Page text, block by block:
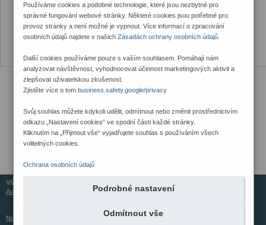
Všechna práva vyhrazena © 2026
Aureus Services
Nastavení cookies
Používáme cookies a podobné technologie, které jsou nezbytné pro
správné fungování webové stránky. Některé cookies jsou potřebné pro
provoz stránky a není možné je vypnout. Více informací o zpracování
osobních údajů najdete v našichZásadách ochrany osobních údajů
Další cookies používáme pouze s vaším souhlasem. Pomáhají nám
analyzovat návštěvnost, vyhodnocovat účinnost marketingových aktivit a
zlepšovat uživatelskou zkušenost.
Zjistěte více o tombusiness.safety.google/privacy
Svůj souhlas můžete kdykoli udělit, odmítnout nebo změnit prostřednictvím
odkazu „Nastavení cookies“ ve spodní části každé stránky.
Kliknutím na „Přijmout vše“ vyjadřujete souhlas s používáním všech
volitelných cookies.
Ochrana osobních údajů
Podrobné nastavení
Odmítnout vše